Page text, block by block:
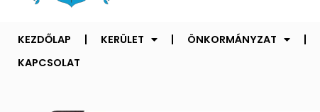
KEZDŐLAP KERÜLET ÖNKORMÁNYZAT
KAPCSOLAT